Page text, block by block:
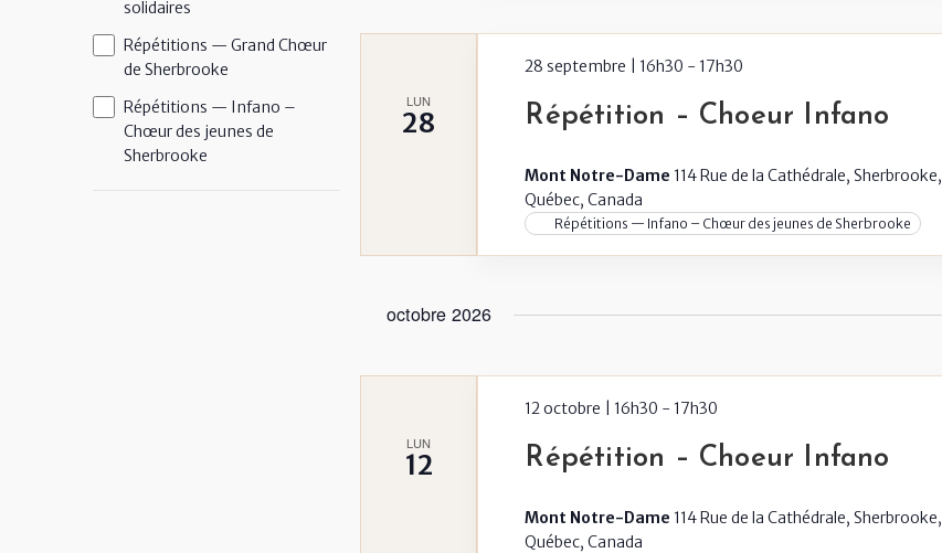
l'actualisation
de
la
liste
des
événements
solidaires
Répétitions — Grand Chœur
de Sherbrooke
Répétitions — Infano –
Chœur des jeunes de
Sherbrooke
LUN
28 Répétition – Choeur Infano
28 septembre | 16h30 - 17h30
Mont Notre-Dame 114 Rue de la Cathédrale, Sherbrooke,
Québec, Canada
Répétitions — Infano – Chœur des jeunes de Sherbrooke
octobre 2026
LUN
12 Répétition – Choeur Infano
12 octobre | 16h30 - 17h30
Mont Notre-Dame 114 Rue de la Cathédrale, Sherbrooke,
Québec, Canada